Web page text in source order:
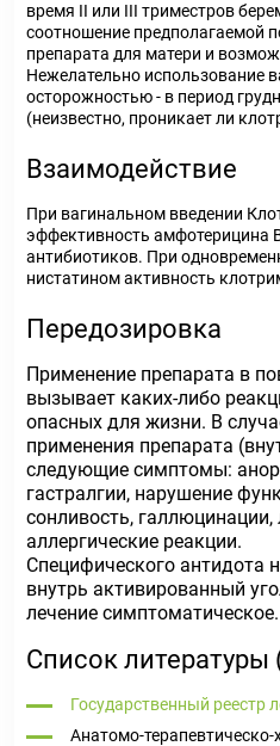
время II или III триместров
соотношение предполагаемой
препарата для матери и
Нежелательно использование
осторожностью - в период
(неизвестно, проникает ли
Взаимодействие
При вагинальном введении
эффективность амфотерицина
антибиотиков. При
нистатином активность
Передозировка
Применение препарата в
вызывает каких-либо
опасных для жизни. В
применения препарата
следующие симптомы:
гастралгии, нарушение
сонливость,
аллергические реакции.
Специфического антидота
внутрь активированный
лечение симптоматическое.
Список литературы
Государственный реестр
Анатомо-